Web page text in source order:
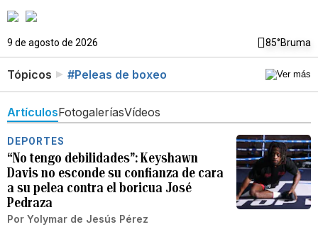
9 de agosto de 2026 85°Bruma
Tópicos #Peleas de boxeo
ArtículosFotogaleríasVídeos
DEPORTES
“No tengo debilidades”: Keyshawn
Davis no esconde su confianza de cara
a su pelea contra el boricua José
Pedraza
Por Yolymar de Jesús Pérez